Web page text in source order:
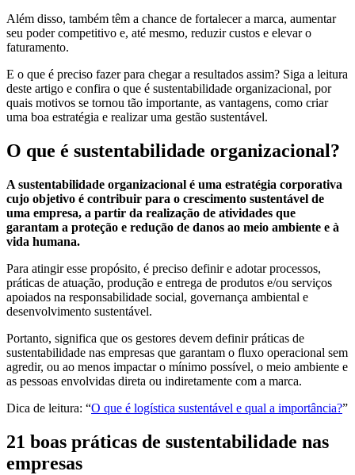
Além disso, também têm a chance de fortalecer a marca, aumentar
seu poder competitivo e, até mesmo, reduzir custos e elevar o
faturamento.
E o que é preciso fazer para chegar a resultados assim? Siga a leitura
deste artigo e confira o que é sustentabilidade organizacional, por
quais motivos se tornou tão importante, as vantagens, como criar
uma boa estratégia e realizar uma gestão sustentável.
O que é sustentabilidade organizacional?
A sustentabilidade organizacional é uma estratégia corporativa
cujo objetivo é contribuir para o crescimento sustentável de
uma empresa, a partir da realização de atividades que
garantam a proteção e redução de danos ao meio ambiente e à
vida humana.
Para atingir esse propósito, é preciso definir e adotar processos,
práticas de atuação, produção e entrega de produtos e/ou serviços
apoiados na responsabilidade social, governança ambiental e
desenvolvimento sustentável.
Portanto, significa que os gestores devem definir práticas de
sustentabilidade nas empresas que garantam o fluxo operacional sem
agredir, ou ao menos impactar o mínimo possível, o meio ambiente e
as pessoas envolvidas direta ou indiretamente com a marca.
Dica de leitura: “O que é logística sustentável e qual a importância?”
21 boas práticas de sustentabilidade nas
empresas